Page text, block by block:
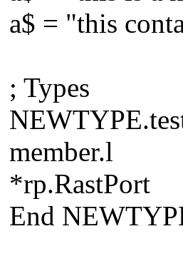
a$ = "this
; Types
member.l
*rp.RastPort
End